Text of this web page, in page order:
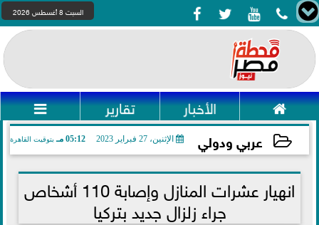
    السبت 8 أغسطس 2026
 الأخبار تقارير 
عربي ودولي الإثنين، 27 فبراير 2023 05:12 مـ بتوقيت القاهرة
2023-02-27 17:12:08 انهيار عشرات المنازل وإصابة 110 أشخاص
جراء زلزال جديد بتركيا